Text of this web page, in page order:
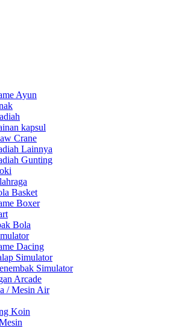
Ayun
kapsul
Crane
Lainnya
Gunting
Basket
Boxer
Bola
Dacing
Simulator
Simulator
Arcade
/ Mesin Air
Koin